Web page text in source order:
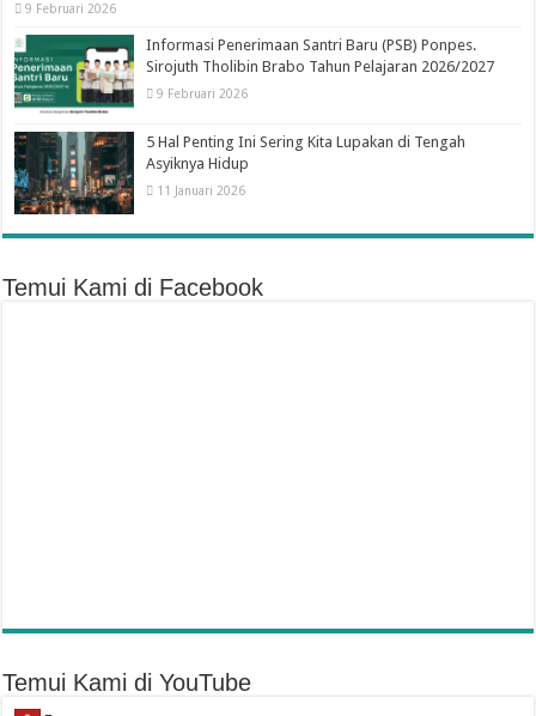
9 Februari 2026
Informasi Penerimaan Santri Baru (PSB) Ponpes.
Sirojuth Tholibin Brabo Tahun Pelajaran 2026/2027
9 Februari 2026
5 Hal Penting Ini Sering Kita Lupakan di Tengah
Asyiknya Hidup
11 Januari 2026
Temui Kami di Facebook
Temui Kami di YouTube